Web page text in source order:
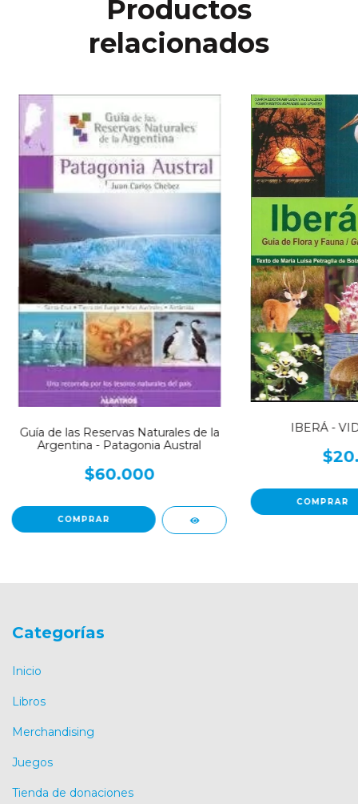
Productos
relacionados
Guía de las Reservas Naturales de la
Argentina - Patagonia Austral
$60.000
IBERÁ -
Categorías
Inicio
Libros
Merchandising
Juegos
Tienda de donaciones